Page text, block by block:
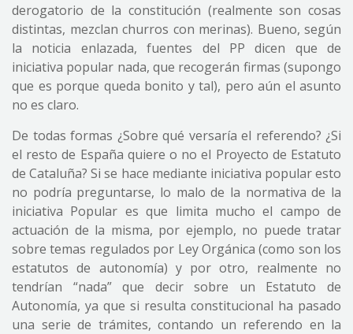
derogatorio de la constitución (realmente son cosas
distintas, mezclan churros con merinas). Bueno, según
la noticia enlazada, fuentes del PP dicen que de
iniciativa popular nada, que recogerán firmas (supongo
que es porque queda bonito y tal), pero aún el asunto
no es claro.
De todas formas ¿Sobre qué versaría el referendo? ¿Si
el resto de España quiere o no el Proyecto de Estatuto
de Cataluña? Si se hace mediante iniciativa popular esto
no podría preguntarse, lo malo de la normativa de la
iniciativa Popular es que limita mucho el campo de
actuación de la misma, por ejemplo, no puede tratar
sobre temas regulados por Ley Orgánica (como son los
estatutos de autonomía) y por otro, realmente no
tendrían “nada” que decir sobre un Estatuto de
Autonomía, ya que si resulta constitucional ha pasado
una serie de trámites, contando un referendo en la